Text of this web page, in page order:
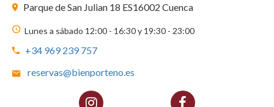
Parque de San Julian 18 ES16002 Cuenca
Lunes a sábado 12:00 - 16:30 y 19:30 - 23:00
+34 969 239 757
reservas@bienporteno.es